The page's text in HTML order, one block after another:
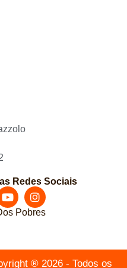
Redes Sociais
Pobres
® 2026 - Todos os